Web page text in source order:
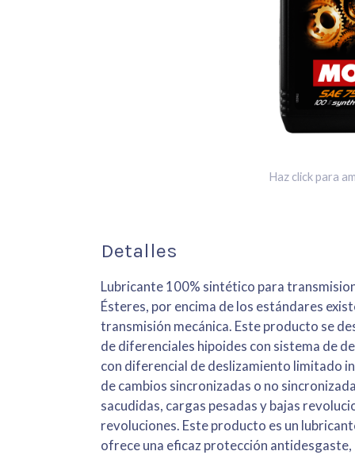
Haz click para
Detalles
Lubricante 100% sintético para
Ésteres, por encima de los estándares
transmisión mecánica. Este producto se
de diferenciales hipoides con sistema de
con diferencial de deslizamiento limitado
de cambios sincronizadas o no
sacudidas, cargas pesadas y bajas
revoluciones. Este producto es un
ofrece una eficaz protección